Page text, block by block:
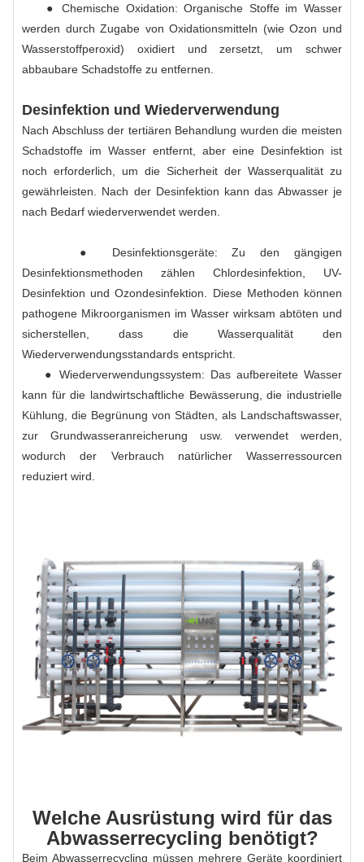
● Chemische Oxidation: Organische Stoffe im Wasser
werden durch Zugabe von Oxidationsmitteln (wie Ozon und
Wasserstoffperoxid) oxidiert und zersetzt, um schwer
abbaubare Schadstoffe zu entfernen.
Desinfektion und Wiederverwendung
Nach Abschluss der tertiären Behandlung wurden die meisten
Schadstoffe im Wasser entfernt, aber eine Desinfektion ist
noch erforderlich, um die Sicherheit der Wasserqualität zu
gewährleisten. Nach der Desinfektion kann das Abwasser je
nach Bedarf wiederverwendet werden.
● Desinfektionsgeräte: Zu den gängigen
Desinfektionsmethoden zählen Chlordesinfektion, UV-
Desinfektion und Ozondesinfektion. Diese Methoden können
pathogene Mikroorganismen im Wasser wirksam abtöten und
sicherstellen, dass die Wasserqualität den
Wiederverwendungsstandards entspricht.
● Wiederverwendungssystem: Das aufbereitete Wasser
kann für die landwirtschaftliche Bewässerung, die industrielle
Kühlung, die Begrünung von Städten, als Landschaftswasser,
zur Grundwasseranreicherung usw. verwendet werden,
wodurch der Verbrauch natürlicher Wasserressourcen
reduziert wird.
Welche Ausrüstung wird für das
Abwasserrecycling benötigt?
Beim Abwasserrecycling müssen mehrere Geräte koordiniert